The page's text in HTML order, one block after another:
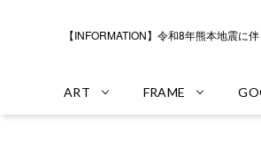
ART FRAME